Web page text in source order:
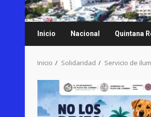
Inicio Nacional Quintana
Inicio Solidaridad Servicio de